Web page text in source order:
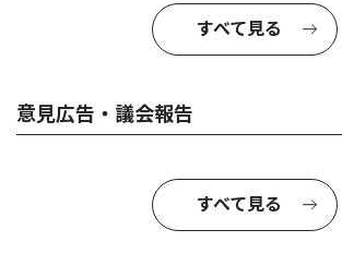
すべて見る
意見広告・議会報告
すべて見る